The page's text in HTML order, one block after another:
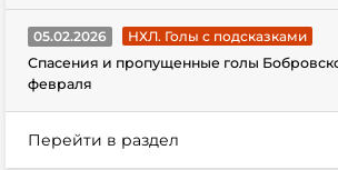
05.02.2026
НХЛ. Голы с подсказками
Спасения и пропущенные голы
февраля
Перейти в раздел